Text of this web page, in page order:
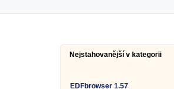
Nejstahovanější v kategorii
EDFbrowser 1.57